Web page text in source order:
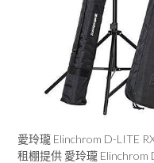
愛玲瓏 Elinchrom D-LITE
租棚提供 愛玲瓏 Elinchrom